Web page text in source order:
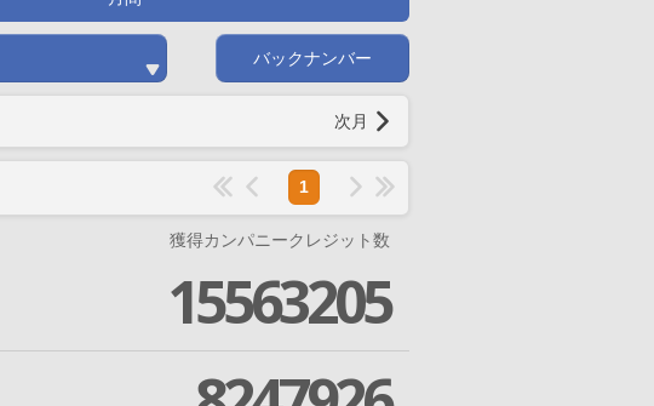
バックナンバー
次月
1
獲得カンパニークレジット数
15563205